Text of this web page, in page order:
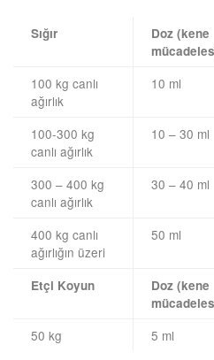
Sığır
Doz (kene
100 kg canlı
ağırlık
10 ml
100-300 kg
canlı ağırlık
10 – 30 ml
300 – 400 kg
canlı ağırlık
30 – 40 ml
400 kg canlı
ağırlığın üzeri
50 ml
Etçi Koyun
Doz (kene
50 kg 5 ml